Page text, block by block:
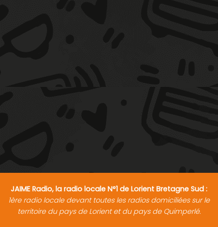
JAIME Radio, la radio locale N°1 de Lorient Bretagne Sud :
1ère radio locale devant toutes les radios domiciliées sur le
territoire du pays de Lorient et du pays de Quimperlé.